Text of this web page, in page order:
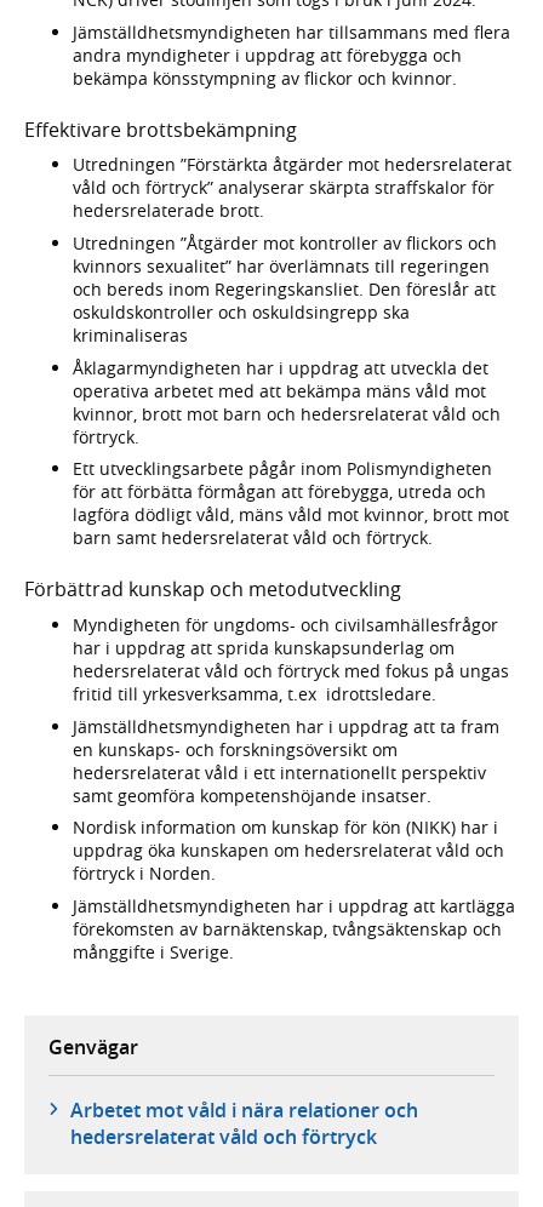
Jämställdhetsmyndigheten har tillsammans med flera
andra myndigheter i uppdrag att förebygga och
bekämpa könsstympning av flickor och kvinnor.
Effektivare brottsbekämpning
Utredningen ”Förstärkta åtgärder mot hedersrelaterat
våld och förtryck” analyserar skärpta straffskalor för
hedersrelaterade brott.
Utredningen ”Åtgärder mot kontroller av flickors och
kvinnors sexualitet” har överlämnats till regeringen
och bereds inom Regeringskansliet. Den föreslår att
oskuldskontroller och oskuldsingrepp ska
kriminaliseras
Åklagarmyndigheten har i uppdrag att utveckla det
operativa arbetet med att bekämpa mäns våld mot
kvinnor, brott mot barn och hedersrelaterat våld och
förtryck.
Ett utvecklingsarbete pågår inom Polismyndigheten
för att förbätta förmågan att förebygga, utreda och
lagföra dödligt våld, mäns våld mot kvinnor, brott mot
barn samt hedersrelaterat våld och förtryck.
Förbättrad kunskap och metodutveckling
Myndigheten för ungdoms- och civilsamhällesfrågor
har i uppdrag att sprida kunskapsunderlag om
hedersrelaterat våld och förtryck med fokus på ungas
fritid till yrkesverksamma, t.ex idrottsledare.
Jämställdhetsmyndigheten har i uppdrag att ta fram
en kunskaps- och forskningsöversikt om
hedersrelaterat våld i ett internationellt perspektiv
samt geomföra kompetenshöjande insatser.
Nordisk information om kunskap för kön (NIKK) har i
uppdrag öka kunskapen om hedersrelaterat våld och
förtryck i Norden.
Jämställdhetsmyndigheten har i uppdrag att kartlägga
förekomsten av barnäktenskap, tvångsäktenskap och
månggifte i Sverige.
Genvägar
Arbetet mot våld i nära relationer och
hedersrelaterat våld och förtryck